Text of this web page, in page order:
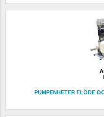
PUMPENHETER FLÖDE